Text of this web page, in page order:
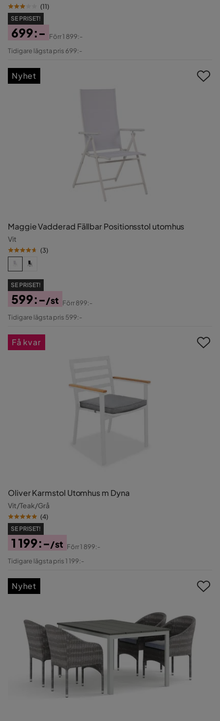
(11)
SE PRISET!
Pris
699:-
Original
Förr1 899:-
Tidigare lägsta pris 699:-
Maggie Vadderad Fällbar Positionsstol utomhus
Vit
(3)
SE PRISET!
Pris
599:-/st
Original
Förr899:-
Tidigare lägsta pris 599:-
Nyhet
Oliver Karmstol Utomhus m Dyna
Vit/Teak/Grå
(4)
SE PRISET!
Pris
1 199:-/st
Original
Förr1 899:-
Tidigare lägsta pris 1 199:-
Få kvar
Nyhet